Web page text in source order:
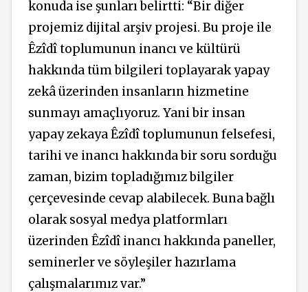
konuda ise şunları belirtti: “Bir diğer
projemiz dijital arşiv projesi. Bu proje ile
Êzîdî toplumunun inancı ve kültürü
hakkında tüm bilgileri toplayarak yapay
zekâ üzerinden insanların hizmetine
sunmayı amaçlıyoruz. Yani bir insan
yapay zekaya Êzîdî toplumunun felsefesi,
tarihi ve inancı hakkında bir soru sorduğu
zaman, bizim topladığımız bilgiler
çerçevesinde cevap alabilecek. Buna bağlı
olarak sosyal medya platformları
üzerinden Êzîdî inancı hakkında paneller,
seminerler ve söyleşiler hazırlama
çalışmalarımız var.”